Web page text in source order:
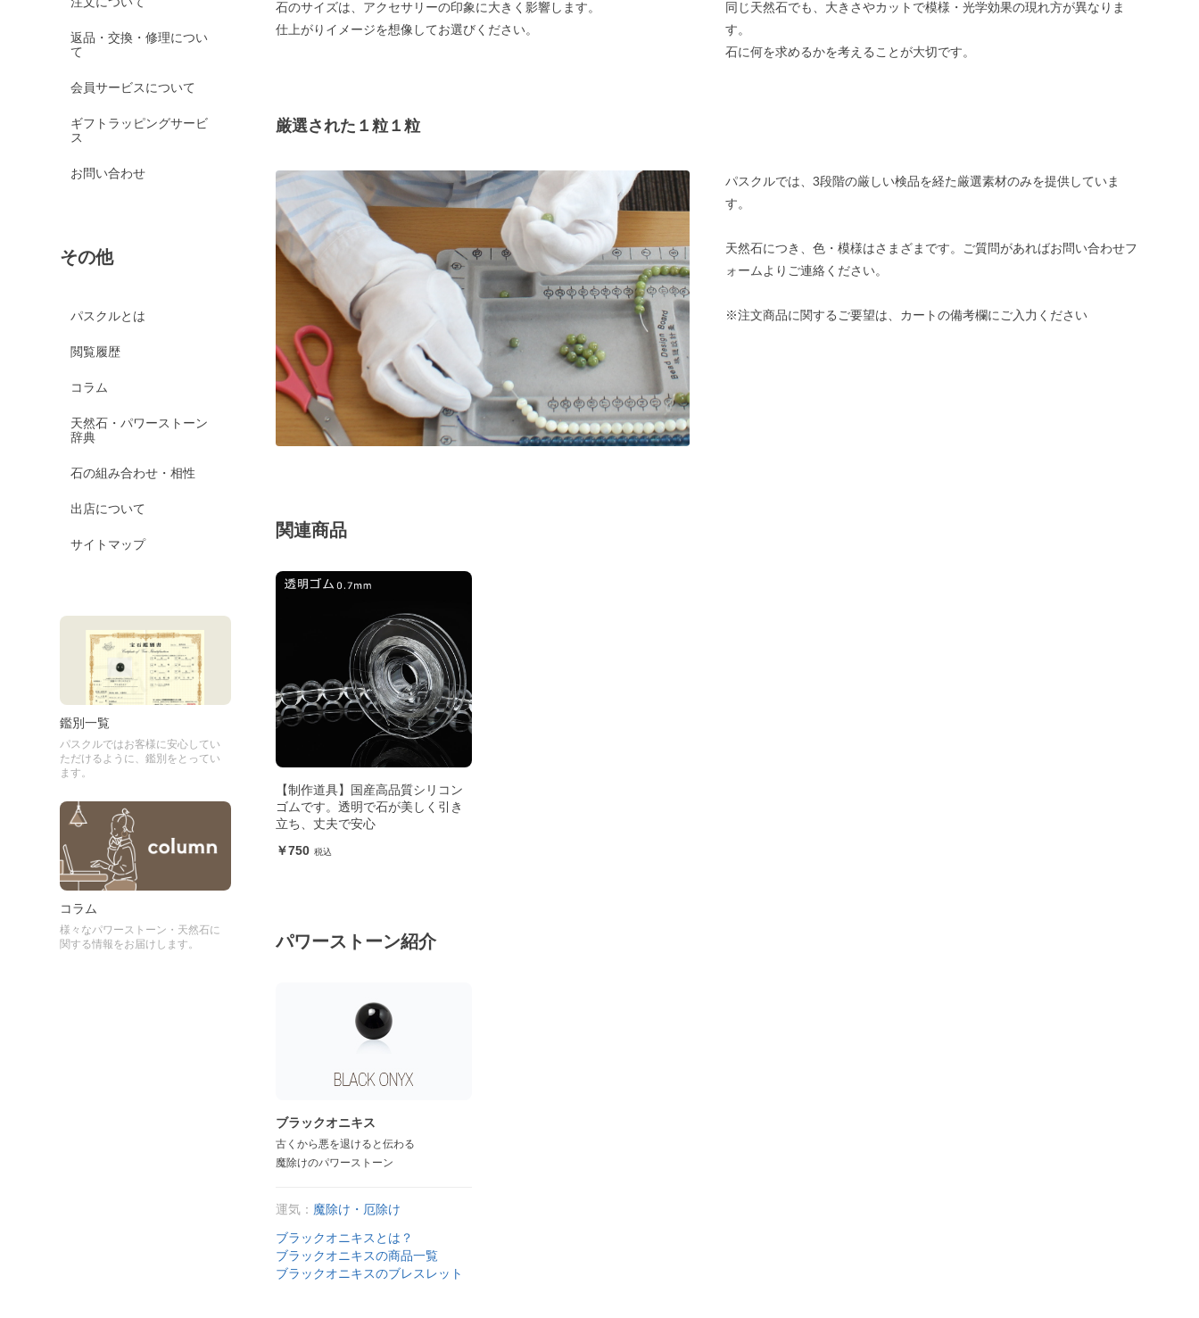
返品・交換・修理につい
て
会員サービスについて
ギフトラッピングサービ
ス
お問い合わせ
その他
パスクルとは
閲覧履歴
コラム
天然石・パワーストーン
辞典
石の組み合わせ・相性
出店について
サイトマップ
鑑別一覧
パスクルではお客様に安心してい
ただけるように、鑑別をとってい
ます。
コラム
様々なパワーストーン・天然石に
関する情報をお届けします。
石のサイズは、アクセサリーの印象に大きく影響します。
仕上がりイメージを想像してお選びください。
同じ天然石でも、大きさやカットで模様・光学効果の現れ方が異なりま
す。
石に何を求めるかを考えることが大切です。
厳選された１粒１粒
パスクルでは、3段階の厳しい検品を経た厳選素材のみを提供していま
す。
天然石につき、色・模様はさまざまです。ご質問があればお問い合わせフ
ォームよりご連絡ください。
※注文商品に関するご要望は、カートの備考欄にご入力ください
関連商品
【制作道具】国産高品質シリコン
ゴムです。透明で石が美しく引き
立ち、丈夫で安心
750
パワーストーン紹介
ブラックオニキス
古くから悪を退けると伝わる
魔除けのパワーストーン
運気： 魔除け・厄除け
ブラックオニキスとは？
ブラックオニキスの商品一覧
ブラックオニキスのブレスレット